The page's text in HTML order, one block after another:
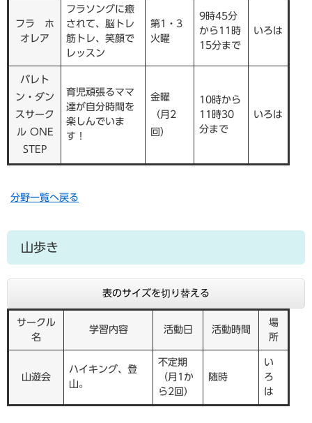
フラ ホ
オレア
フラソングに癒
されて、脳トレ
筋トレ、笑顔で
レッスン
第1・3
火曜
9時45分
から11時
15分まで
いろは
バレト
ン・ダン
スサーク
ル ONE
STEP
育児頑張るママ
達が自分時間を
楽しんでいま
す！
金曜
（月2
回）
10時から
11時30
分まで
いろは
分野一覧へ戻る
山歩き
表のサイズを切り替える
サークル
名
学習内容 活動日 活動時間
場
所
山遊会
ハイキング、登
山。
不定期
（月1か
ら2回）
随時
い
ろ
は